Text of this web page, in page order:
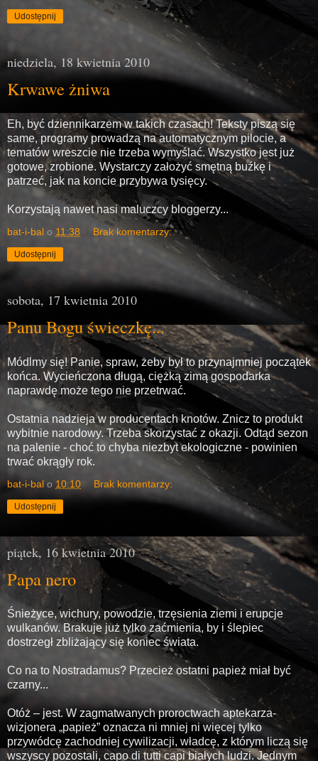
Udostępnij
niedziela, 18 kwietnia 2010
Krwawe żniwa
Eh, być dziennikarzem w takich czasach! Teksty piszą się
same, programy prowadzą na automatycznym pilocie, a
tematów wreszcie nie trzeba wymyślać. Wszystko jest już
gotowe, zrobione. Wystarczy założyć smętną buźkę i
patrzeć, jak na koncie przybywa tysięcy.
Korzystają nawet nasi maluczcy bloggerzy...
bat-i-bal o 11:38 Brak komentarzy:
Udostępnij
sobota, 17 kwietnia 2010
Panu Bogu świeczkę...
Módlmy się! Panie, spraw, żeby był to przynajmniej początek
końca. Wycieńczona długą, ciężką zimą gospodarka
naprawdę może tego nie przetrwać.
Ostatnia nadzieja w producentach knotów. Znicz to produkt
wybitnie narodowy. Trzeba skorzystać z okazji. Odtąd sezon
na palenie - choć to chyba niezbyt ekologiczne - powinien
trwać okrągły rok.
bat-i-bal o 10:10 Brak komentarzy:
Udostępnij
piątek, 16 kwietnia 2010
Papa nero
Śnieżyce, wichury, powodzie, trzęsienia ziemi i erupcje
wulkanów. Brakuje już tylko zaćmienia, by i ślepiec
dostrzegł zbliżający się koniec świata.
Co na to Nostradamus? Przecież ostatni papież miał być
czarny...
Otóż – jest. W zagmatwanych proroctwach aptekarza-
wizjonera „papież” oznacza ni mniej ni więcej tylko
przywódcę zachodniej cywilizacji, władcę, z którym liczą się
wszyscy pozostali, capo di tutti capi białych ludzi. Jednym